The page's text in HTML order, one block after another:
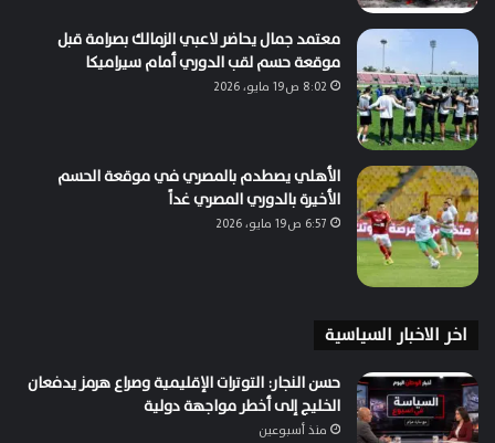
معتمد جمال يحاضر لاعبي الزمالك بصرامة قبل
موقعة حسم لقب الدوري أمام سيراميكا
8:02 ص19 مايو، 2026
الأهلي يصطدم بالمصري في موقعة الحسم
الأخيرة بالدوري المصري غداً
6:57 ص19 مايو، 2026
اخر الاخبار السياسية
حسن النجار: التوترات الإقليمية وصراع هرمز يدفعان
الخليج إلى أخطر مواجهة دولية
منذ أسبوعين